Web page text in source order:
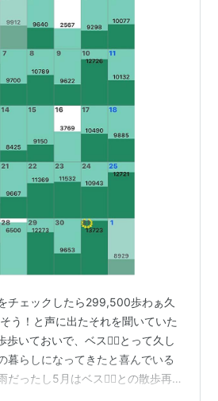
チェックしたら299,500歩わぁ久
う！と声に出たそれを聞いていた
いておいで、ベス🐕‍🦺とって久し
暮らしになってきたと喜んでいる
ったし5月はベス🐕‍🦺との散歩再開